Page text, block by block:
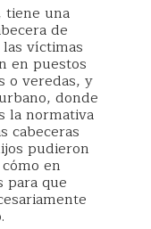
tiene una
de
víctimas
en puestos
o veredas, y
donde
la normativa
cabeceras
pudieron
en
para que